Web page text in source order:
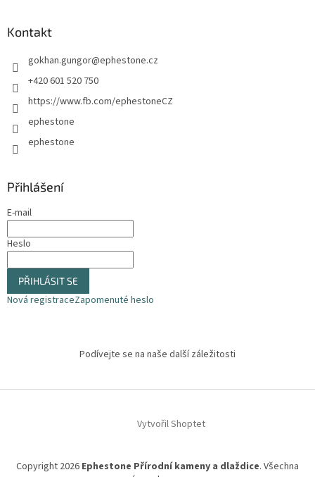
Kontakt
gokhan.gungor@ephestone.cz
+420 601 520 750
https://www.fb.com/ephestoneCZ
ephestone
ephestone
Přihlášení
E-mail
Heslo
PŘIHLÁSIT SE
Nová registraceZapomenuté heslo
Podívejte se na naše další záležitosti
Vytvořil Shoptet
Copyright 2026 Ephestone Přírodní kameny a dlaždice. Všechna